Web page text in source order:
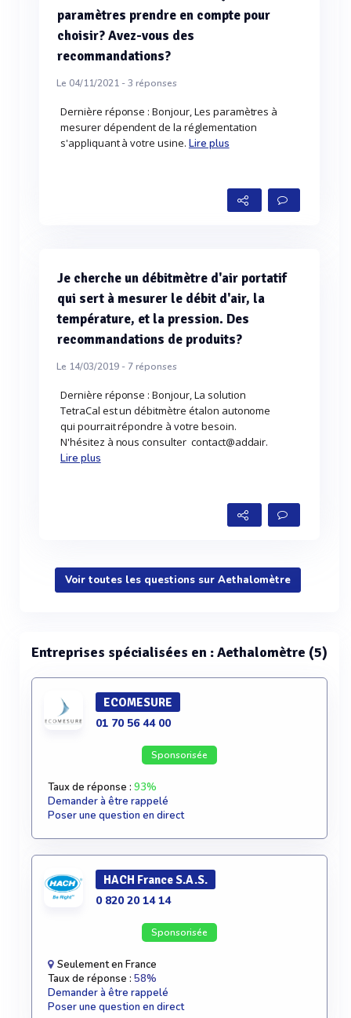
paramètres prendre en compte pour
choisir? Avez-vous des
recommandations?
Le 04/11/2021 -3 réponses
Dernière réponse : Bonjour, Les paramètres à
mesurer dépendent de la réglementation
s'appliquant à votre usine. Lire plus
Je cherche un débitmètre d'air portatif
qui sert à mesurer le débit d'air, la
température, et la pression. Des
recommandations de produits?
Le 14/03/2019 -7réponses
Dernière réponse : Bonjour, La solution
TetraCal est un débitmètre étalon autonome
qui pourrait répondre à votre besoin.
N'hésitez à nous consulter contact@addair.
Lire plus
Voir toutes les questions sur Aethalomètre
Entreprises spécialisées en : Aethalomètre (5)
ECOMESURE
01 70 56 44 00
Sponsorisée
Taux de réponse : 93%
Demander à être rappelé
Poser une question en direct
HACH France S.A.S.
0 820 20 14 14
Sponsorisée
Seulement en France
Taux de réponse : 58%
Demander à être rappelé
Poser une question en direct